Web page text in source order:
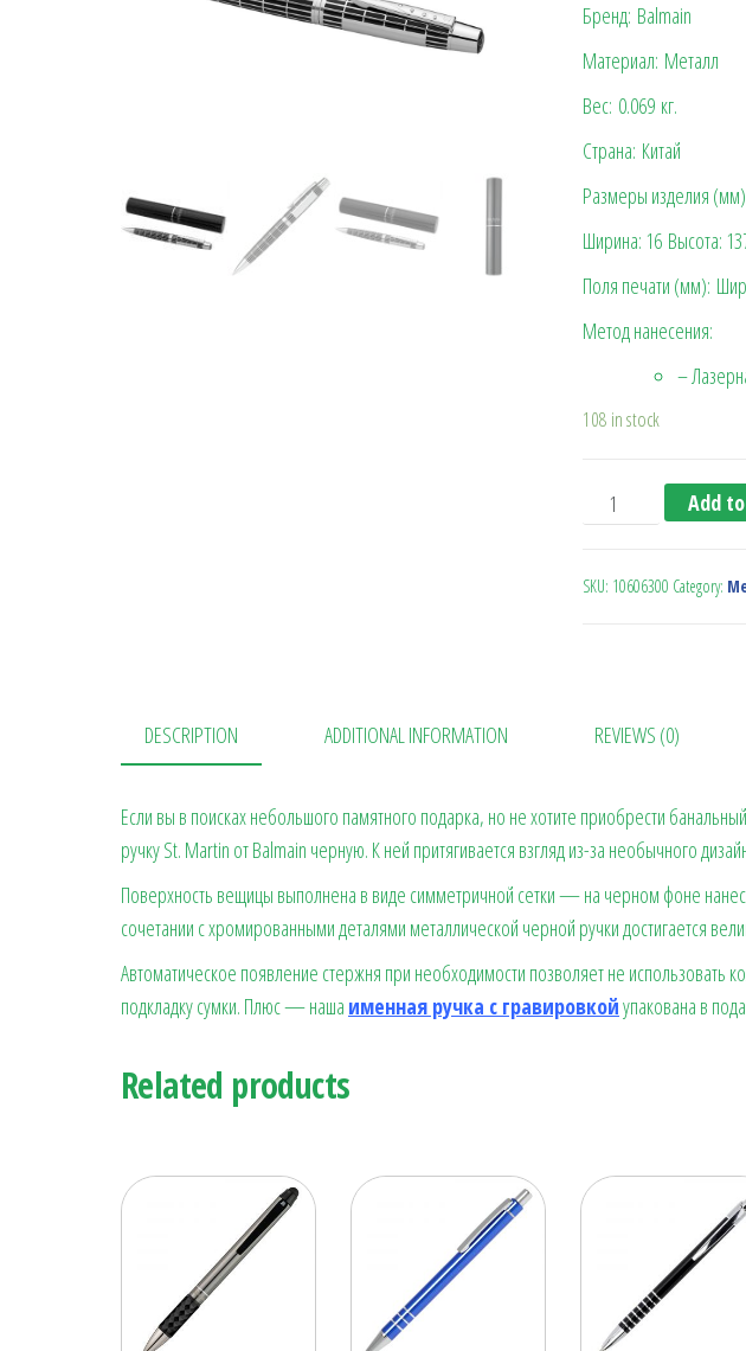
Бренд: Balmain
Материал: Металл
Вес: 0.069 кг.
Страна: Китай
Размеры изделия
Ширина: 16 Высота:
Поля печати (мм):
Метод нанесения:
–
108 in stock
Металлическая
Add
SKU: 10606300 Category:
DESCRIPTION ADDITIONAL INFORMATION REVIEWS (0)
Если вы в поисках небольшого памятного подарка, но не хотите приобрести
ручку St. Martin от Balmain черную. К ней притягивается взгляд из-за необычного
Поверхность вещицы выполнена в виде симметричной сетки — на черном фоне
сочетании с хромированными деталями металлической черной ручки достигается
Автоматическое появление стержня при необходимости позволяет не использовать
подкладку сумки. Плюс — наша именная ручка с гравировкойупакована в
Related products